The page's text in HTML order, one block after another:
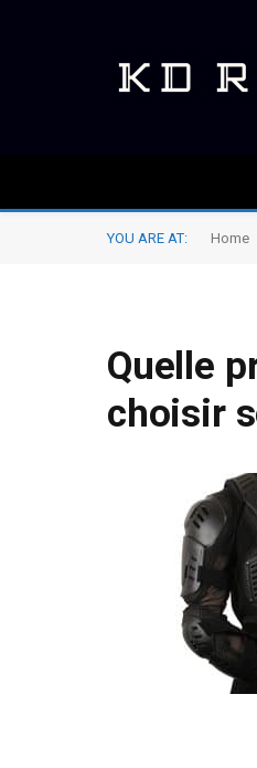
YOU ARE AT: Home
Quelle
choisir